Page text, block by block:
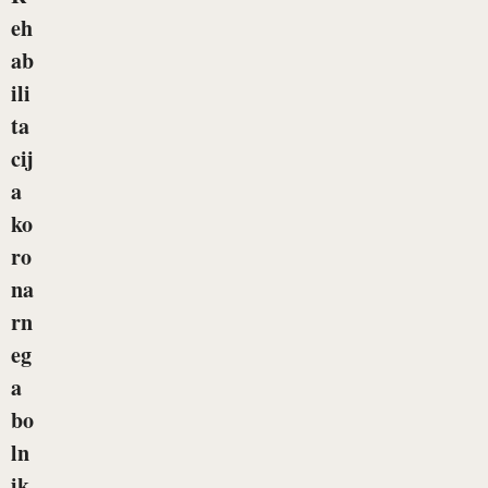
eh
ab
ili
ta
cij
a
ko
ro
na
rn
eg
a
bo
ln